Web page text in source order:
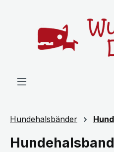
Hundehalsbänder